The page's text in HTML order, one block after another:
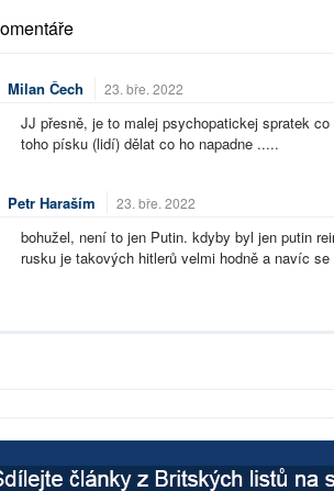
Milan Čech 23. bře. 2022
JJ přesně, je to malej psychopatickej spratek
toho písku (lidí) dělat co ho napadne .....
Petr Haraším 23. bře. 2022
bohužel, není to jen Putin. kdyby byl jen putin
rusku je takových hitlerů velmi hodně a navíc